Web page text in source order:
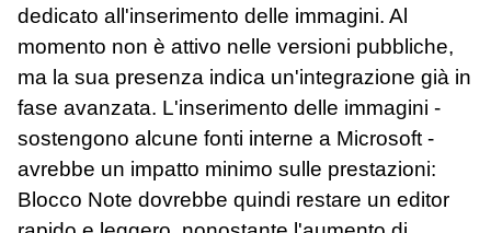
dedicato all'inserimento delle immagini. Al
momento non è attivo nelle versioni pubbliche,
ma la sua presenza indica un'integrazione già in
fase avanzata. L'inserimento delle immagini -
sostengono alcune fonti interne a Microsoft -
avrebbe un impatto minimo sulle prestazioni:
Blocco Note dovrebbe quindi restare un editor